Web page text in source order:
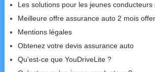
Les solutions pour les jeunes conducteurs
Meilleure offre assurance auto 2 mois
Mentions légales
Obtenez votre devis assurance auto
Qu’est-ce que YouDriveLite ?